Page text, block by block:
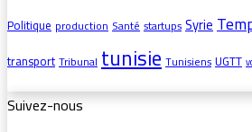
Politique productionSantéstartupsSyrie
transportTribunaltunisieTunisiensUGTT
Suivez-nous